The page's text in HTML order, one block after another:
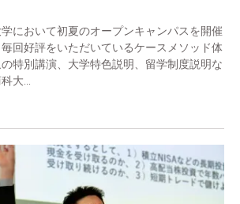
において初夏のオープンキャンパスを開催
回好評をいただいているケースメソッド体
特別講演、大学特色説明、留学制度説明な
大...